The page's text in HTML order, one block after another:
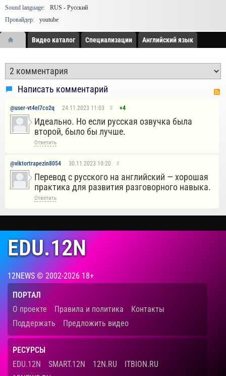
Sound language:
RUS - Русский
Провайдер:
youtube
Видео каталог Специализации Английский язык
Написать комментарий
@user-vt4el7co2q 24.11.2023 11:03 # +4
Идеально. Но если русская озвучка была
второй, было бы лучше.
Ответить
@viktortrapezin8054 30.11.2023 10:20 #
Перевод с русского на английский — хорошая
практика для развития разговорного навыка.
Ответить
EDU.12N
12NEWS © 2002-2026 18+
ПОРТАЛ
О проекте
Правила и политика
Контакты
Поддержать
Предложить видео
РЕСУРСЫ
EDU.12N
SMART.12N 12N.RU
ITBION.RU